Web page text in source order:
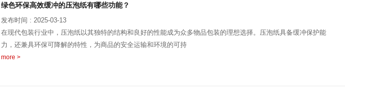
绿色环保高效缓冲的压泡纸有哪些功能？
发布时间 : 2025-03-13
在现代包装行业中，压泡纸以其独特的结构和良好的性能成为众多物品包装的理想选择。压泡纸具备缓冲保护能
力，还兼具环保可降解的特性，为商品的安全运输和环境的可持
more >